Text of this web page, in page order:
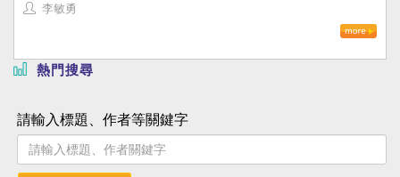
李敏勇
熱門搜尋
請輸入標題、作者等關鍵字